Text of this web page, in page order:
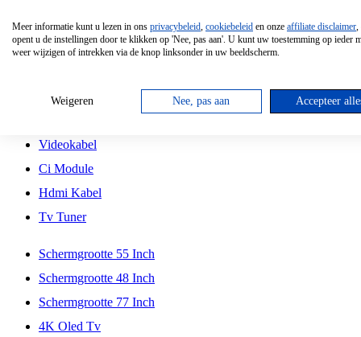
Hd Led Tv
Antennekabel
Videokabel
Ci Module
Hdmi Kabel
Tv Tuner
Schermgrootte 55 Inch
Schermgrootte 48 Inch
Schermgrootte 77 Inch
4K Oled Tv
Meer informatie kunt u lezen in ons privacybeleid, cookiebeleid en onze affiliate disclaimer,
opent u de instellingen door te klikken op 'Nee, pas aan'. U kunt uw toestemming op ieder
weer wijzigen of intrekken via de knop linksonder in uw beeldscherm.
Weigeren Nee, pas aan Accepteer